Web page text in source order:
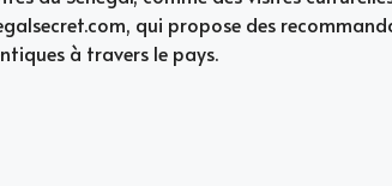
qui propose des
à travers le pays.